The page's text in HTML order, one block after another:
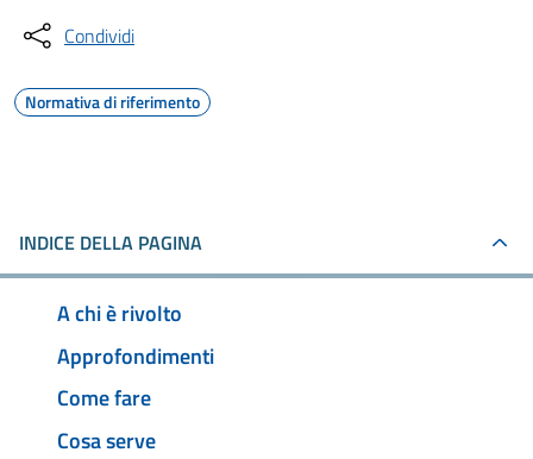
Condividi
Normativa di riferimento
INDICE DELLA PAGINA
A chi è rivolto
Approfondimenti
Come fare
Cosa serve